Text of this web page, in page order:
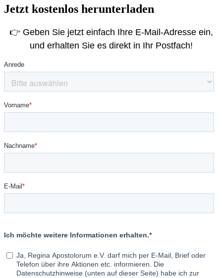
Jetzt kostenlos herunterladen
👉 Geben Sie jetzt einfach Ihre E-Mail-Adresse ein,
und erhalten Sie es direkt in Ihr Postfach!